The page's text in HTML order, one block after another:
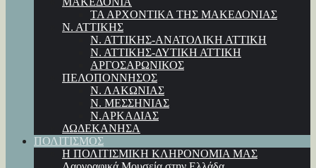
ΤΑ ΑΡΧΟΝΤΙΚΑ ΤΗΣ ΜΑΚΕΔΟΝΙΑΣ
Ν. ΑΤΤΙΚΗΣ
Ν. ΑΤΤΙΚΗΣ-ΑΝΑΤΟΛΙΚΗ ΑΤΤΙΚΗ
Ν. ΑΤΤΙΚΗΣ-ΔΥΤΙΚΗ ΑΤΤΙΚΗ
ΑΡΓΟΣΑΡΩΝΙΚΟΣ
ΠΕΛΟΠΟΝΝΗΣΟΣ
Ν. ΛΑΚΩΝΙΑΣ
Ν. ΜΕΣΣΗΝΙΑΣ
Ν.ΑΡΚΑΔΙΑΣ
ΔΩΔΕΚΑΝΗΣΑ
ΠΟΛΙΤΙΣΜΟΣ
Η ΠΟΛΙΤΙΣΜΙΚΗ ΚΛΗΡΟΝΟΜΙΑ ΜΑΣ